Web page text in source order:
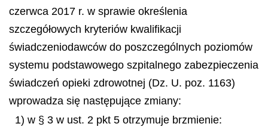
czerwca 2017 r. w sprawie określenia
szczegółowych kryteriów kwalifikacji
świadczeniodawców do poszczególnych poziomów
systemu podstawowego szpitalnego zabezpieczenia
świadczeń opieki zdrowotnej (Dz. U. poz. 1163)
wprowadza się następujące zmiany:
1) w § 3 w ust. 2 pkt 5 otrzymuje brzmienie: